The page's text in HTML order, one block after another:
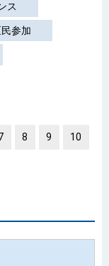
ス
民参加
8 9 10